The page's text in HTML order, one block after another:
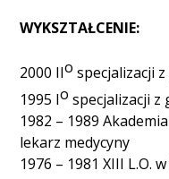
WYKSZTAŁCENIE:
2000 IIo specjalizacji
1995 Io specjalizacji z
1982 – 1989
lekarz medycyny
1976 – 1981 XIII L.O.